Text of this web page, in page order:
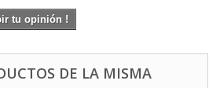
tu opinión !
DE LA MISMA